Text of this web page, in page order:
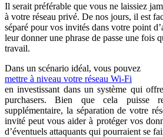
Il serait préférable que vous ne laissiez
à votre réseau privé. De nos jours, il est
séparé pour vos invités dans votre point
leur donner une phrase de passe une fois
travail.
Dans un scénario idéal, vous pouvez
mettre à niveau votre réseau Wi-Fi
en investissant dans un système qui
purchasers. Bien que cela puisse
supplémentaire, la séparation de votre
invité peut vous aider à protéger vos
d’éventuels attaquants qui pourraient se